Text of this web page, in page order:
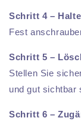
Schritt 4 –
Fest
Schritt 5 –
Stellen Sie
und gut sichtbar
Schritt 6 –